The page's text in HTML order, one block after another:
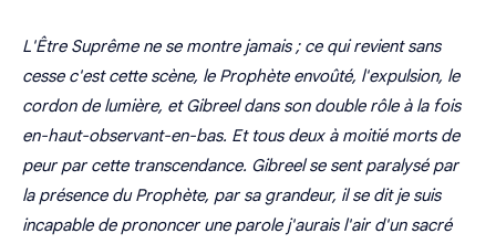
L'Être Suprême ne se montre jamais ; ce qui revient sans
cesse c'est cette scène, le Prophète envoûté, l'expulsion, le
cordon de lumière, et Gibreel dans son double rôle à la fois
en-haut-observant-en-bas. Et tous deux à moitié morts de
peur par cette transcendance. Gibreel se sent paralysé par
la présence du Prophète, par sa grandeur, il se dit je suis
incapable de prononcer une parole j'aurais l'air d'un sacré